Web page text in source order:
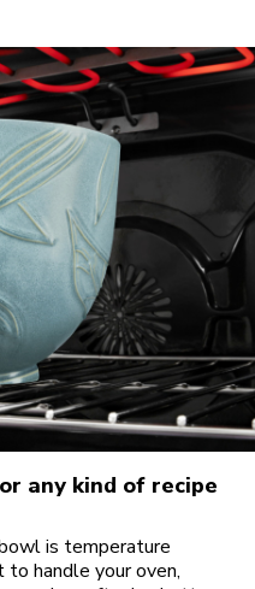
any kind of recipe
is temperature
to handle your oven,